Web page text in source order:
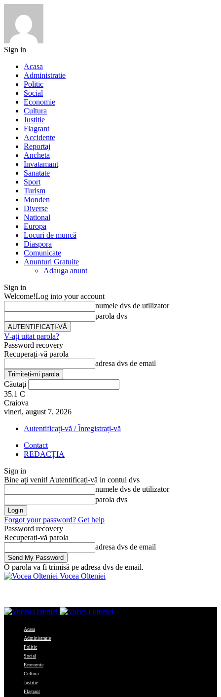
Sign in
Acasa
Administratie
Politic
Social
Economie
Cultura
Justitie
Flagrant
Accidente
Reportaj
Ancheta
Invatamant
Sanatate
Sport
Turism
Monden
Diverse
National
Europa
Locuri de muncă
Diaspora
Comunicate
Anunturi Gratuite
Adauga anunt
Sign in
Welcome!Log into your account
numele dvs de utilizator
parola dvs
V-ați uitat parola?
Password recovery
Recuperați-vă parola
adresa dvs de email
Căutați
35.1 C
Craiova
vineri, august 7, 2026
Autentificați-vă / Înregistrați-vă
Contact
REDACȚIA
Sign in
Bine ați venit! Autentificați-vă in contul dvs
numele dvs de utilizator
parola dvs
Forgot your password? Get help
Password recovery
Recuperați-vă parola
adresa dvs de email
O parola va fi trimisă pe adresa dvs de email.
Vocea Olteniei
Acasa
Administratie
Politic
Social
Economie
Cultura
Justitie
Flagrant